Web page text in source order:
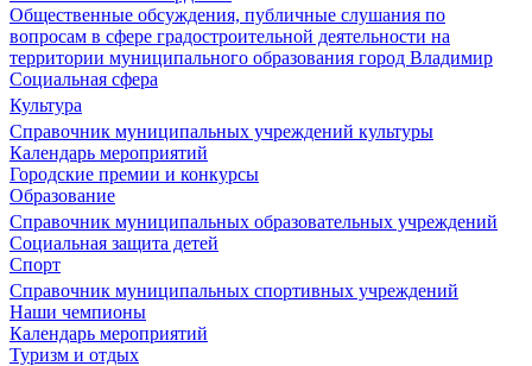
Общественные обсуждения, публичные слушания по
вопросам в сфере градостроительной деятельности на
территории муниципального образования город Владимир
Социальная сфера
Культура
Справочник муниципальных учреждений культуры
Календарь мероприятий
Городские премии и конкурсы
Образование
Справочник муниципальных образовательных учреждений
Социальная защита детей
Спорт
Справочник муниципальных спортивных учреждений
Наши чемпионы
Календарь мероприятий
Туризм и отдых